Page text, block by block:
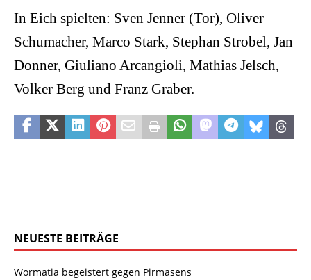
In Eich spielten: Sven Jenner (Tor), Oliver
Schumacher, Marco Stark, Stephan Strobel, Jan
Donner, Giuliano Arcangioli, Mathias Jelsch,
Volker Berg und Franz Graber.
NEUESTE BEITRÄGE
Wormatia begeistert gegen Pirmasens